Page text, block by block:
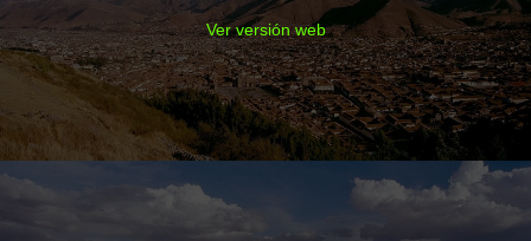
Ver versión web